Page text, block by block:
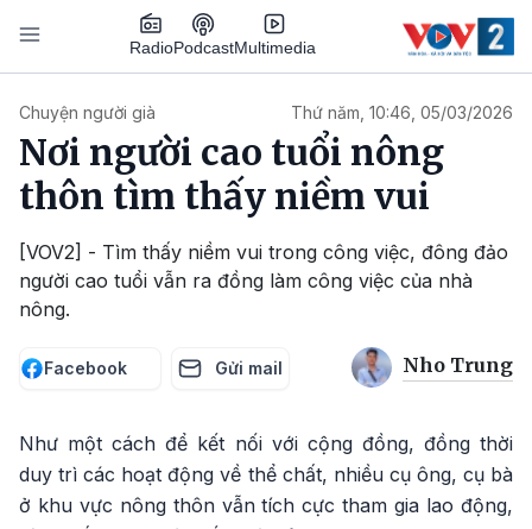
Nhảy đến nội dung
RadioPodcastMultimedia
Chuyện người già Thứ năm, 10:46, 05/03/2026
Nơi người cao tuổi nông
thôn tìm thấy niềm vui
[VOV2] - Tìm thấy niềm vui trong công việc, đông đảo
người cao tuổi vẫn ra đồng làm công việc của nhà
nông.
Facebook Gửi mail Nho Trung
Như một cách để kết nối với cộng đồng, đồng thời
duy trì các hoạt động về thể chất, nhiều cụ ông, cụ bà
ở khu vực nông thôn vẫn tích cực tham gia lao động,